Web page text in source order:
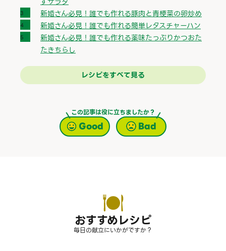
新婚さん必見！誰でも作れる豚肉と青梗菜の卵炒め
新婚さん必見！誰でも作れる簡単レタスチャーハン
新婚さん必見！誰でも作れる薬味たっぷりかつおた
たきちらし
レシピをすべて見る
この記事は役に立ちましたか？
Good Bad
おすすめレシピ
毎日の献立にいかがですか？